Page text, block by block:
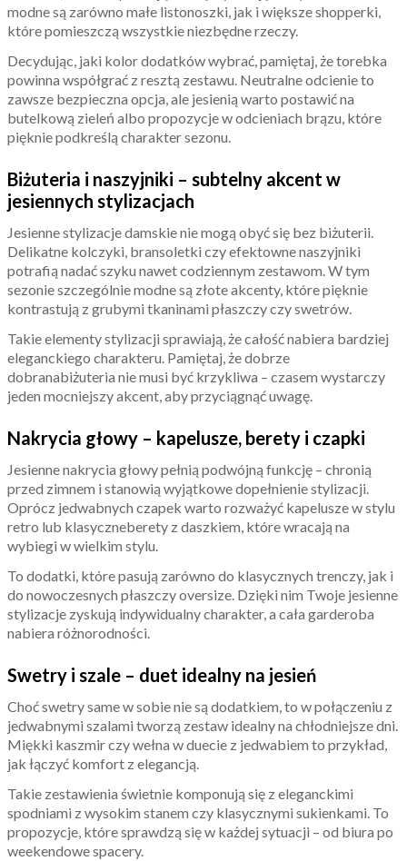
modne są zarówno małe listonoszki, jak i większe shopperki,
które pomieszczą wszystkie niezbędne rzeczy.
Decydując, jaki kolor dodatków wybrać, pamiętaj, że torebka
powinna współgrać z resztą zestawu. Neutralne odcienie to
zawsze bezpieczna opcja, ale jesienią warto postawić na
butelkową zieleń albo propozycje w odcieniach brązu, które
pięknie podkreślą charakter sezonu.
Biżuteria i naszyjniki – subtelny akcent w
jesiennych stylizacjach
Jesienne stylizacje damskie nie mogą obyć się bez biżuterii.
Delikatne kolczyki, bransoletki czy efektowne naszyjniki
potrafią nadać szyku nawet codziennym zestawom. W tym
sezonie szczególnie modne są złote akcenty, które pięknie
kontrastują z grubymi tkaninami płaszczy czy swetrów.
Takie elementy stylizacji sprawiają, że całość nabiera bardziej
eleganckiego charakteru. Pamiętaj, że dobrze
dobranabiżuteria nie musi być krzykliwa – czasem wystarczy
jeden mocniejszy akcent, aby przyciągnąć uwagę.
Nakrycia głowy – kapelusze, berety i czapki
Jesienne nakrycia głowy pełnią podwójną funkcję – chronią
przed zimnem i stanowią wyjątkowe dopełnienie stylizacji.
Oprócz jedwabnych czapek warto rozważyć kapelusze w stylu
retro lub klasyczneberety z daszkiem, które wracają na
wybiegi w wielkim stylu.
To dodatki, które pasują zarówno do klasycznych trenczy, jak i
do nowoczesnych płaszczy oversize. Dzięki nim Twoje jesienne
stylizacje zyskują indywidualny charakter, a cała garderoba
nabiera różnorodności.
Swetry i szale – duet idealny na jesień
Choć swetry same w sobie nie są dodatkiem, to w połączeniu z
jedwabnymi szalami tworzą zestaw idealny na chłodniejsze dni.
Miękki kaszmir czy wełna w duecie z jedwabiem to przykład,
jak łączyć komfort z elegancją.
Takie zestawienia świetnie komponują się z eleganckimi
spodniami z wysokim stanem czy klasycznymi sukienkami. To
propozycje, które sprawdzą się w każdej sytuacji – od biura po
weekendowe spacery.